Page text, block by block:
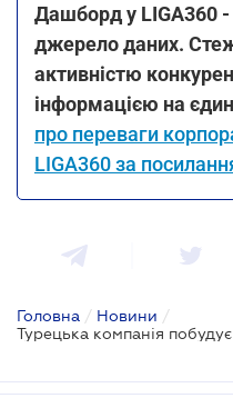
Дашборд у LIGA360 -
джерело даних.
активністю
інформацією на
про переваги
LIGA360 за
Головна / Новини /